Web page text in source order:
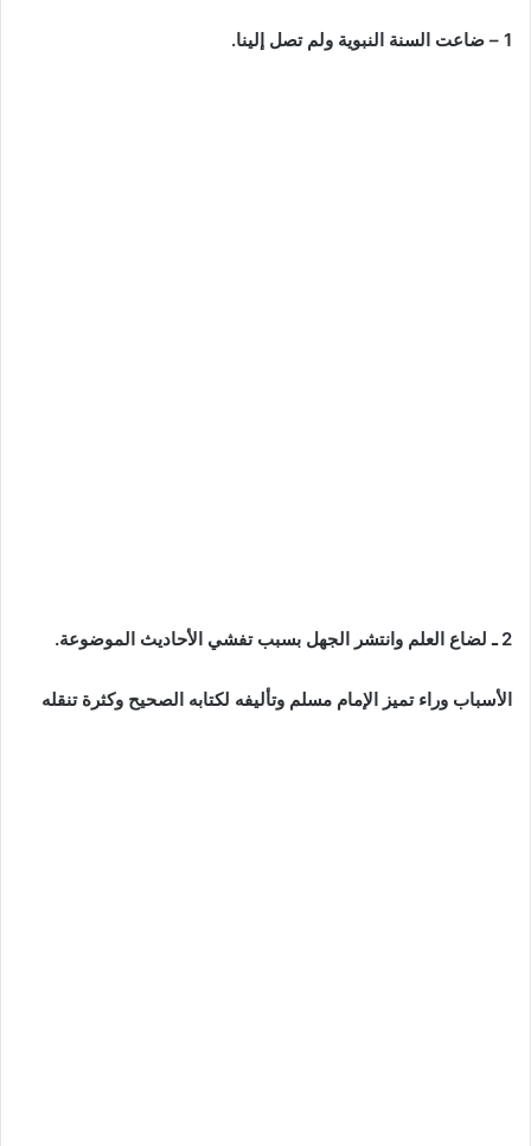
1 – ضاعت السنة النبوية ولم تصل إلينا.
2 ـ لضاع العلم وانتشر الجهل بسبب تفشي الأحاديث الموضوعة.
الأسباب وراء تميز الإمام مسلم وتأليفه لكتابه الصحيح وكثرة تنقله